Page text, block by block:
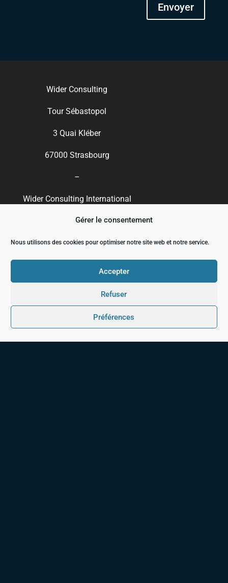
Gérer le consentement
Nous utilisons des cookies pour optimiser notre site web et notre service.
Accepter
Refuser
Préférences
Envoyer
Wider Consulting
Tour Sébastopol
3 Quai Kléber
67000 Strasbourg
–
Wider Consulting International
66 rue d’Aguesseau
92100 Boulogne Billancourt